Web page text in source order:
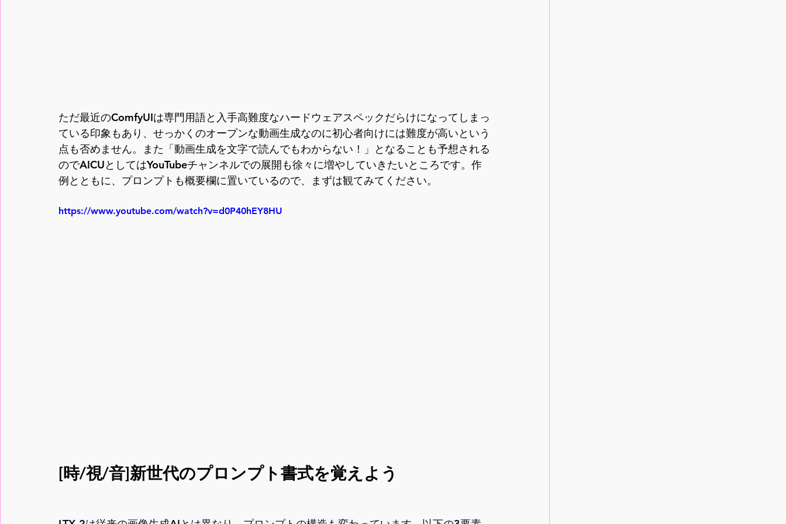
ただ最近のComfyUIは専門用語と入手高難度なハードウェアスペックだらけになってしまっ
ている印象もあり、せっかくのオープンな動画生成なのに初心者向けには難度が高いという
点も否めません。また「動画生成を文字で読んでもわからない！」となることも予想される
のでAICUとしてはYouTubeチャンネルでの展開も徐々に増やしていきたいところです。作
例とともに、プロンプトも概要欄に置いているので、まずは観てみてください。
https://www.youtube.com/watch?v=d0P40hEY8HU
[時/視/音]新世代のプロンプト書式を覚えよう